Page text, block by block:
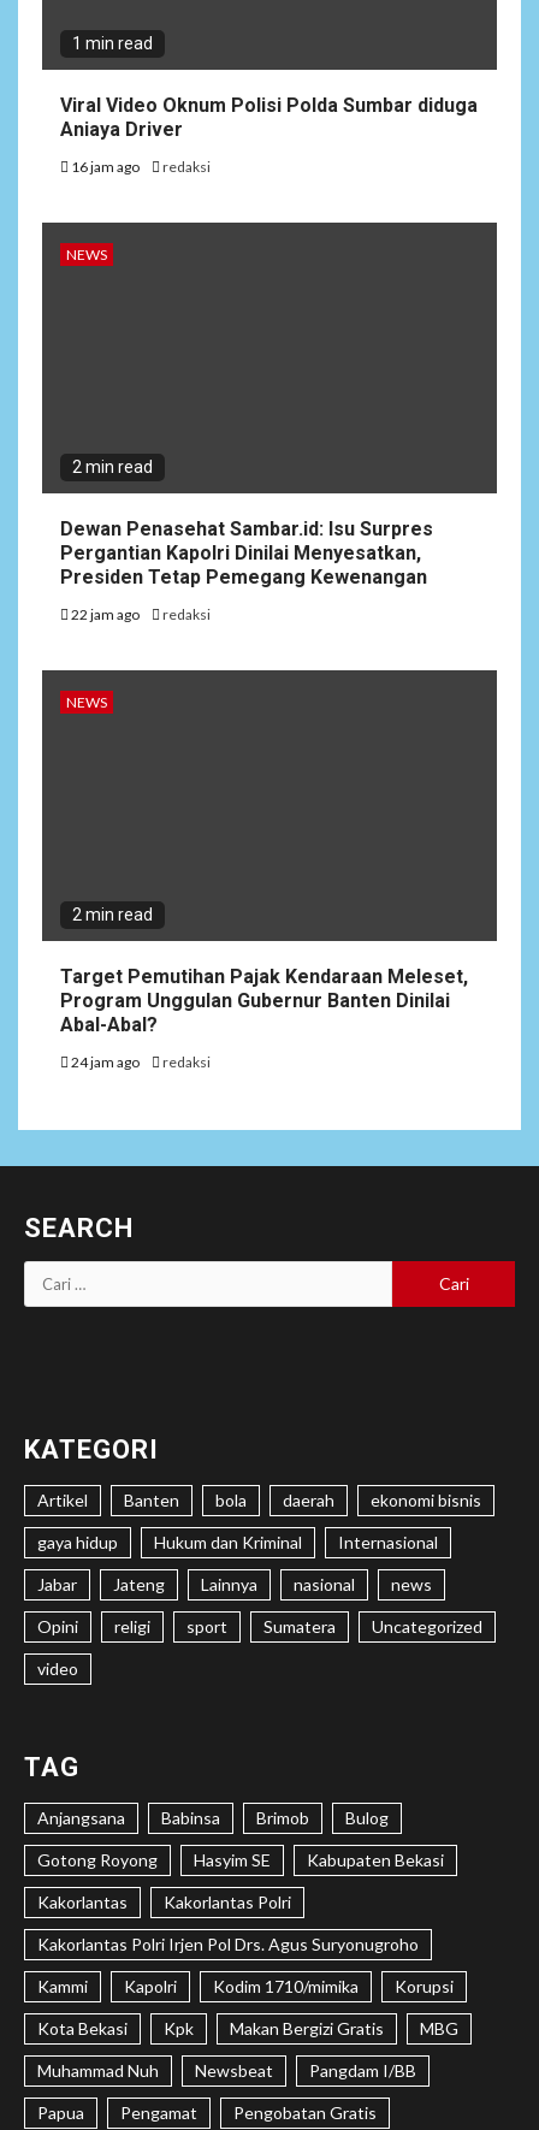
1 min read
Viral Video Oknum Polisi Polda Sumbar diduga
Aniaya Driver
16 jam ago redaksi
NEWS
2 min read
Dewan Penasehat Sambar.id: Isu Surpres
Pergantian Kapolri Dinilai Menyesatkan,
Presiden Tetap Pemegang Kewenangan
22 jam ago redaksi
NEWS
2 min read
Target Pemutihan Pajak Kendaraan Meleset,
Program Unggulan Gubernur Banten Dinilai
Abal-Abal?
24 jam ago redaksi
SEARCH
Cari
untuk:
KATEGORI
Artikel Banten bola daerah ekonomi bisnis
gaya hidup Hukum dan Kriminal Internasional
Jabar Jateng Lainnya nasional news
Opini religi sport Sumatera Uncategorized
video
TAG
Anjangsana Babinsa Brimob Bulog
Gotong Royong Hasyim SE Kabupaten Bekasi
Kakorlantas Kakorlantas Polri
Kakorlantas Polri Irjen Pol Drs. Agus Suryonugroho
Kammi Kapolri Kodim 1710/mimika Korupsi
Kota Bekasi Kpk Makan Bergizi Gratis MBG
Muhammad Nuh Newsbeat Pangdam I/BB
Papua Pengamat Pengobatan Gratis